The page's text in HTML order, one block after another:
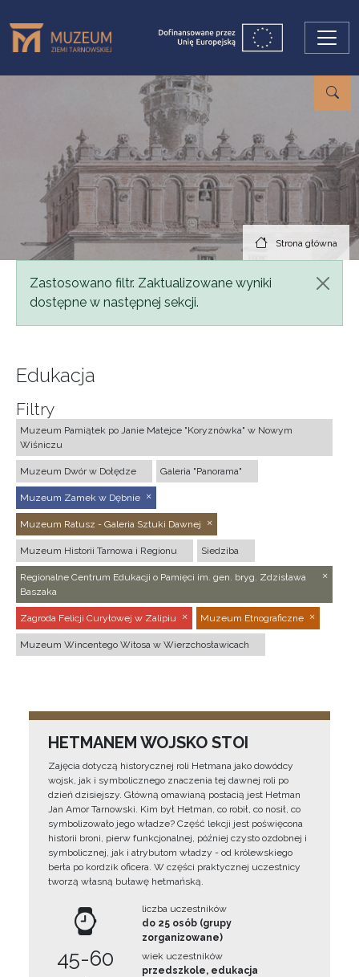
Strona główna
Komunikat
Zastosowano filtr. Zaktualizowane wyniki
dostępne w następnej sekcji.
Edukacja
Filtry
Muzeum Pamiątek po Janie Matejce "Koryznówka" w Nowym
Wiśniczu
Muzeum Dwór w Dołędze Galeria "Panorama"
Muzeum Zamek w Dębnie
Muzeum Ratusz - Galeria Sztuki Dawnej
Muzeum Historii Tarnowa i Regionu Siedziba
Regionalne Centrum Edukacji o Pamięci im. gen. bryg. Zdzisława
Baszaka
Zagroda Felicji Curyłowej w Zalipiu Muzeum Etnograficzne
Muzeum Wincentego Witosa w Wierzchosławicach
HETMANEM WOJSKO STOI
Zajęcia dotyczą historycznej roli Hetmana jako dowódcy
wojsk, jak i symbolicznego znaczenia tej dawnej roli po
dzień dzisiejszy. Główną omawianą postacią jest Hetman
Jan Amor Tarnowski. Kim był Hetman, co robił, co nosił, co
symbolizowało jego władze? Część lekcji jest poświęcona
historii broni, pierw funkcjonalnej, później czysto ozdobnej i
symbolicznej, jak i atrybutom władzy - od królewskiego
berła po kordzik oficera. W części praktycznej uczestnicy
tworzą własną buławę hetmańską.
45-60
liczba uczestników
do 25 osób (grupy
zorganizowane)
wiek uczestników
przedszkole, edukacja